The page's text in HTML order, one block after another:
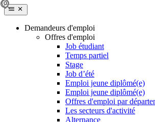
Demandeurs d'emploi
Offres d'emploi
Job étudiant
Temps partiel
Stage
Job d’été
Emploi jeune diplômé(e)
Emploi jeune diplômé(e)
Offres d'emploi par
Les secteurs d'activité
Alternance